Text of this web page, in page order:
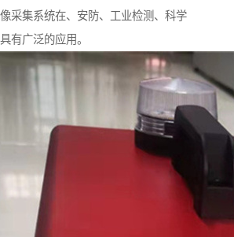
采集系统在、安防、工业检测、科学
有广泛的应用。